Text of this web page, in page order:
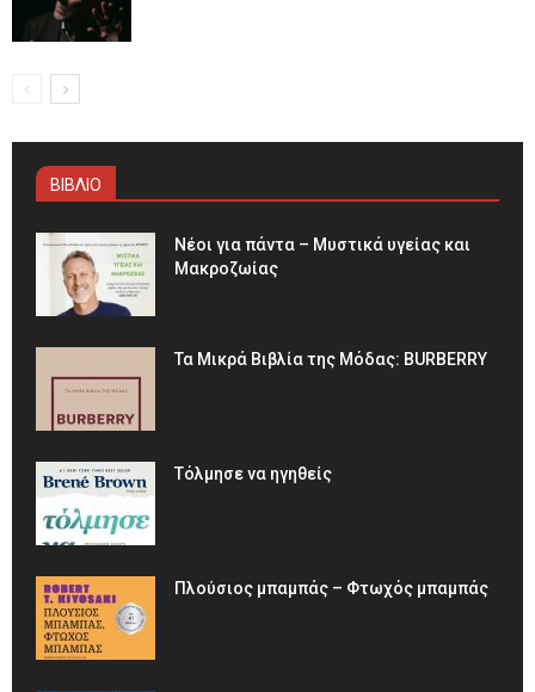
ΒΙΒΛΙΟ
Νέοι για πάντα – Μυστικά υγείας και
Μακροζωίας
Τα Μικρά Βιβλία της Μόδας: BURBERRY
Τόλμησε να ηγηθείς
Πλούσιος μπαμπάς – Φτωχός μπαμπάς